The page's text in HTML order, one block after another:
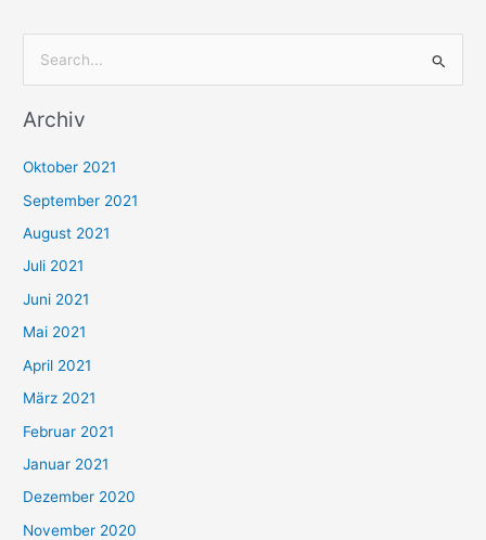
c
n
n
a
c
h
:
Archiv
Oktober 2021
September 2021
August 2021
Juli 2021
Juni 2021
Mai 2021
April 2021
März 2021
Februar 2021
Januar 2021
Dezember 2020
November 2020